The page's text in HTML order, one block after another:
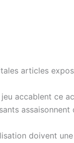
articles
accablent ce
doivent